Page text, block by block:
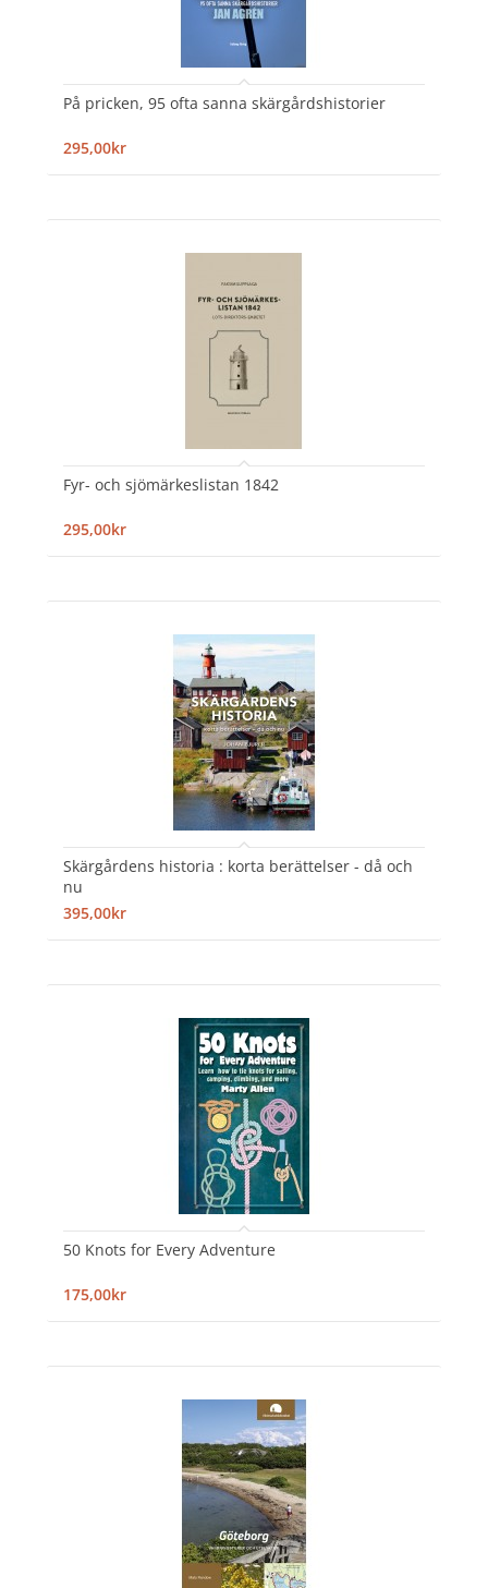
På pricken, 95 ofta sanna skärgårdshistorier
295,00kr
Fyr- och sjömärkeslistan 1842
295,00kr
Skärgårdens historia : korta berättelser - då och
nu
395,00kr
50 Knots for Every Adventure
175,00kr